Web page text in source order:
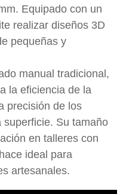
Equipado con un
realizar diseños 3D
pequeñas y
manual tradicional,
la eficiencia de la
precisión de los
Su tamaño
en talleres con
ideal para
artesanales.